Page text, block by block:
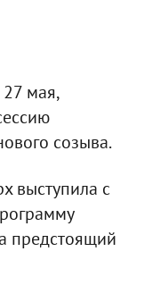
27 мая,
созыва.
выступила с
предстоящий